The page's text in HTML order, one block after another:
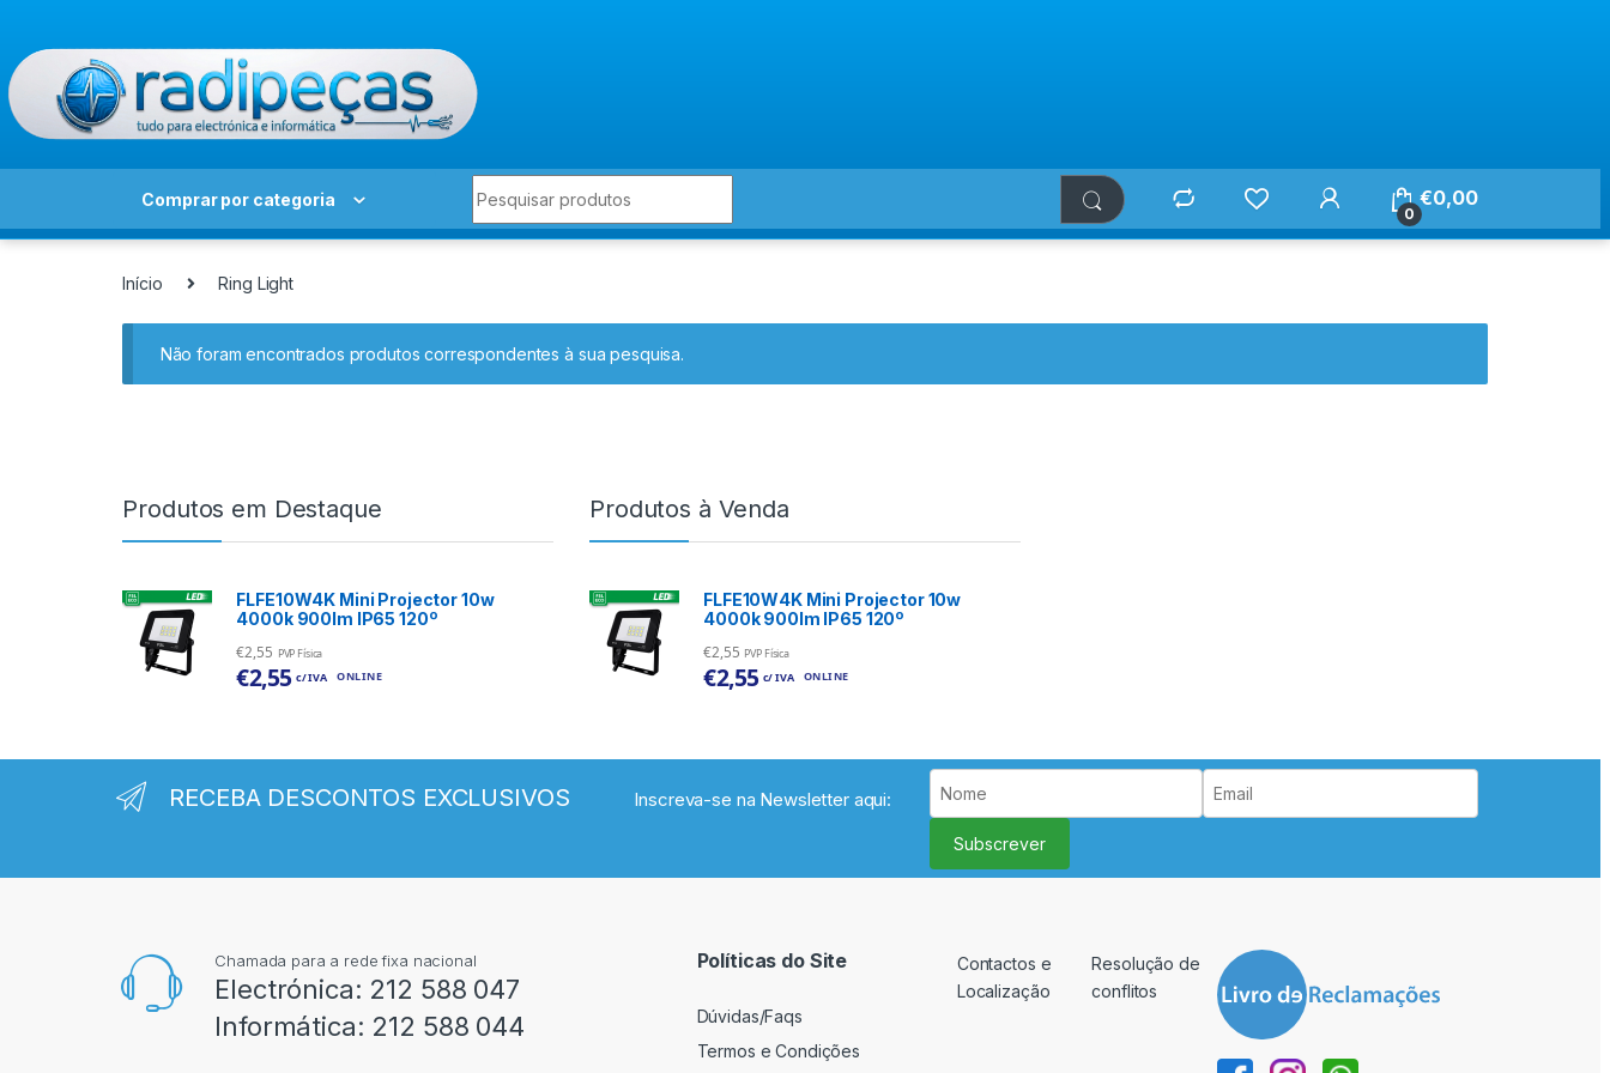
Comprar por categoria
0
€0,00
Início Ring Light
Não foram encontrados produtos correspondentes à sua pesquisa.
Produtos em Destaque
FLFE10W4K Mini Projector 10w
4000k 900lm IP65 120º
€2,55 PVP Física
€2,55 c/ IVA ONLINE
Produtos à Venda
FLFE10W4K Mini Projector 10w
4000k 900lm IP65 120º
€2,55 PVP Física
€2,55 c/ IVA ONLINE
RECEBA DESCONTOS EXCLUSIVOS Inscreva-se na Newsletter aqui:
Subscrever
Chamada para a rede fixa nacional
Electrónica: 212 588 047
Informática: 212 588 044
Políticas do Site
Dúvidas/Faqs
Termos e Condições
Contactos e
Localização
Resolução de
conflitos